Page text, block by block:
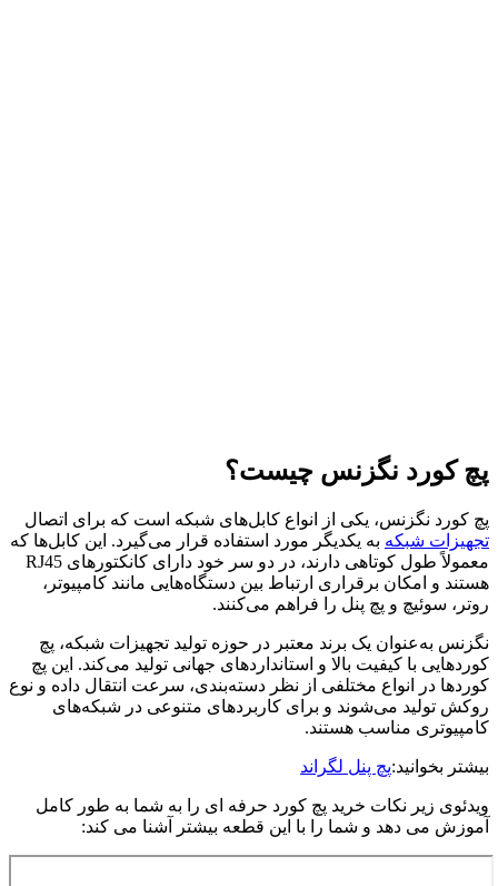
پچ کورد نگزنس چیست؟
پچ کورد نگزنس، یکی از انواع کابل‌های شبکه است که برای اتصال
تجهیزات شبکه به یکدیگر مورد استفاده قرار می‌گیرد. این کابل‌ها که
معمولاً طول کوتاهی دارند، در دو سر خود دارای کانکتورهای RJ45
هستند و امکان برقراری ارتباط بین دستگاه‌هایی مانند کامپیوتر،
روتر، سوئیچ و پچ پنل را فراهم می‌کنند.
نگزنس به‌عنوان یک برند معتبر در حوزه تولید تجهیزات شبکه، پچ
کوردهایی با کیفیت بالا و استانداردهای جهانی تولید می‌کند. این پچ
کوردها در انواع مختلفی از نظر دسته‌بندی، سرعت انتقال داده و نوع
روکش تولید می‌شوند و برای کاربردهای متنوعی در شبکه‌های
کامپیوتری مناسب هستند.
بیشتر بخوانید:پچ پنل لگراند
ویدئوی زیر نکات خرید پچ کورد حرفه ای را به شما به طور کامل
آموزش می دهد و شما را با این قطعه بیشتر آشنا می کند: